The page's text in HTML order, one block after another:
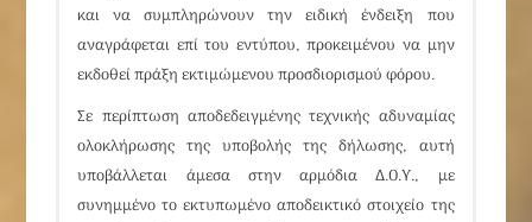
και να συμπληρώνουν την ειδική ένδειξη που
αναγράφεται επί του εντύπου, προκειμένου να μην
εκδοθεί πράξη εκτιμώμενου προσδιορισμού φόρου.
Σε περίπτωση αποδεδειγμένης τεχνικής αδυναμίας
ολοκλήρωσης της υποβολής της δήλωσης, αυτή
υποβάλλεται άμεσα στην αρμόδια Δ.Ο.Υ., με
συνημμένο το εκτυπωμένο αποδεικτικό στοιχείο της